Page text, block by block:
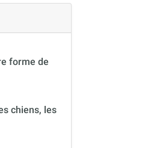
forme de
chiens, les